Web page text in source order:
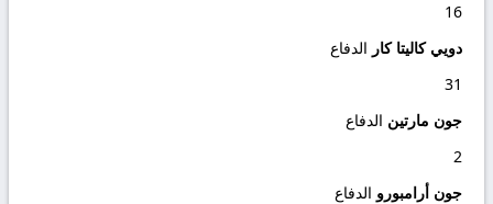
16
دويي كاليتا كار الدفاع
31
جون مارتين الدفاع
2
جون أرامبورو الدفاع